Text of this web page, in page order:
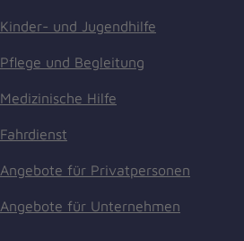
Kinder- und Jugendhilfe
Pflege und Begleitung
Medizinische Hilfe
Fahrdienst
Angebote für Privatpersonen
Angebote für Unternehmen